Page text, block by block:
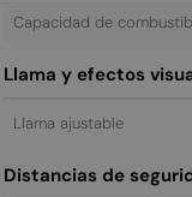
Capacidad de
Llama y efectos
Llama ajustable
Distancias de